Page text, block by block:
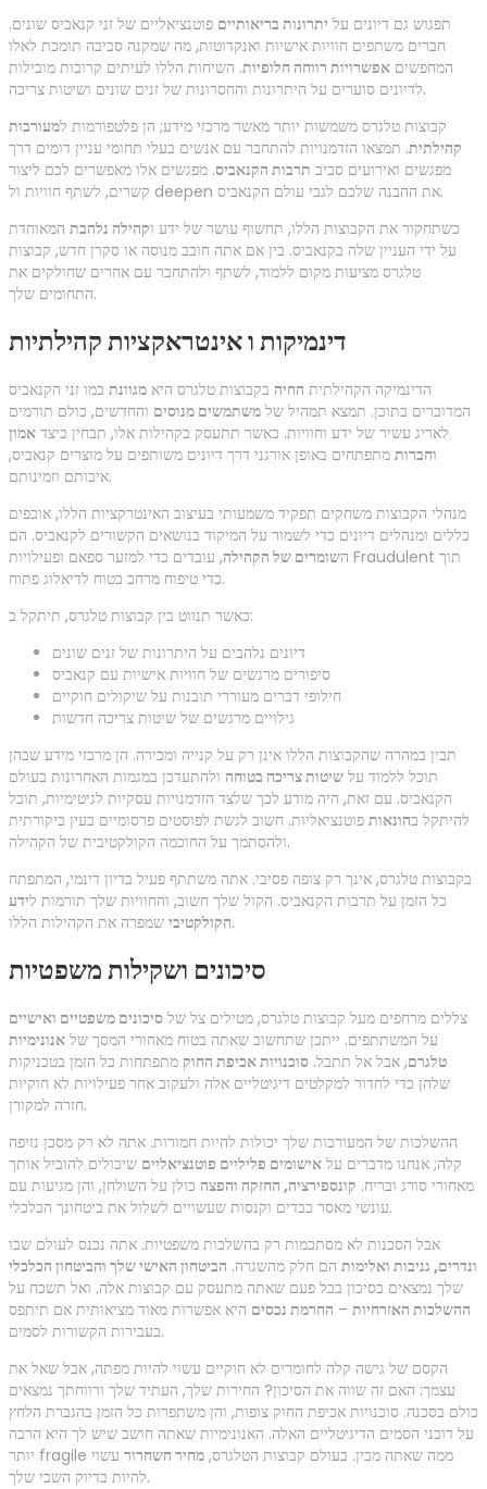
תפגוש גם דיונים על יתרונות בריאותיים פוטנציאליים של זני קנאביס שונים.
חברים משתפים חוויות אישיות ואנקדוטות, מה שמקנה סביבה תומכת לאלו
המחפשים אפשרויות רווחה חלופיות. השיחות הללו לעיתים קרובות מובילות
לדיונים סוערים על היתרונות והחסרונות של זנים שונים ושיטות צריכה.
קבוצות טלגרס משמשות יותר מאשר מרכזי מידע; הן פלטפורמות למעורבות
קהילתית. תמצאו הזדמנויות להתחבר עם אנשים בעלי תחומי עניין דומים דרך
מפגשים ואירועים סביב תרבות הקנאביס. מפגשים אלו מאפשרים לכם ליצור
קשרים, לשתף חוויות ול deepen את ההבנה שלכם לגבי עולם הקנאביס.
כשתחקור את הקבוצות הללו, תחשוף עושר של ידע וקהילה נלהבת המאוחדת
על ידי העניין שלה בקנאביס. בין אם אתה חובב מנוסה או סקרן חדש, קבוצות
טלגרס מציעות מקום ללמוד, לשתף ולהתחבר עם אחרים שחולקים את
התחומים שלך.
דינמיקות ו אינטראקציות קהילתיות
הדינמיקה הקהילתית החיה בקבוצות טלגרס היא מגוונת כמו זני הקנאביס
המדוברים בתוכן. תמצא תמהיל של משתמשים מנוסים והחדשים, כולם תורמים
לאריג עשיר של ידע וחוויות. כאשר תתעסק בקהילות אלו, תבחין כיצד אמון
וחברות מתפתחים באופן אורגני דרך דיונים משותפים על מוצרים קנאביס,
איכותם וזמינותם.
מנהלי הקבוצות משחקים תפקיד משמעותי בעיצוב האינטרקציות הללו, אוכפים
כללים ומנהלים דיונים כדי לשמור על המיקוד בנושאים הקשורים לקנאביס. הם
השומרים של הקהילה, עובדים כדי למזער ספאם ופעילויות Fraudulent תוך
כדי טיפוח מרחב בטוח לדיאלוג פתוח.
כאשר תנווט בין קבוצות טלגרס, תיתקל ב:
דיונים נלהבים על היתרונות של זנים שונים
סיפורים מרגשים של חוויות אישיות עם קנאביס
חילופי דברים מעוררי תובנות על שיקולים חוקיים
גילויים מרגשים של שיטות צריכה חדשות
תבין במהרה שהקבוצות הללו אינן רק על קנייה ומכירה. הן מרכזי מידע שבהן
תוכל ללמוד על שיטות צריכה בטוחה ולהתעדכן במגמות האחרונות בעולם
הקנאביס. עם זאת, היה מודע לכך שלצד הזדמנויות עסקיות לגיטימיות, תוכל
להיתקל בהונאות פוטנציאליות. חשוב לגשת לפוסטים פרסומיים בעין ביקורתית
ולהסתמך על החוכמה הקולקטיבית של הקהילה.
בקבוצות טלגרס, אינך רק צופה פסיבי. אתה משתתף פעיל בדיון דינמי, המתפתח
כל הזמן על תרבות הקנאביס. הקול שלך חשוב, והחוויות שלך תורמות לידע
הקולקטיבישמפרה את הקהילות הללו.
סיכונים ושקילות משפטיות
צללים מרחפים מעל קבוצות טלגרס, מטילים צל של סיכונים משפטיים ואישיים
על המשתתפים. ייתכן שתחשוב שאתה בטוח מאחורי המסך של אנונימיות
טלגרם, אבל אל תתבל. סוכנויות אכיפת החוק מתפתחות כל הזמן בטכניקות
שלהן כדי לחדור למקלטים דיגיטליים אלה ולעקוב אחר פעילויות לא חוקיות
חזרה למקורן.
ההשלכות של המעורבות שלך יכולות להיות חמורות. אתה לא רק מסכן נזיפה
קלה; אנחנו מדברים על אישומים פליליים פוטנציאליים שיכולים להוביל אותך
מאחורי סורג ובריח. קונספירציה, החזקה והפצה כולן על השולחן, והן מגיעות עם
עונשי מאסר כבדים וקנסות שעשויים לשלול את ביטחונך הכלכלי.
אבל הסכנות לא מסתכמות רק בהשלכות משפטיות. אתה נכנס לעולם שבו
ונדרים, גניבות ואלימות הם חלק מהשגרה. הביטחון האישי שלך והביטחון הכלכלי
שלך נמצאים בסיכון בכל פעם שאתה מתעסק עם קבוצות אלה. ואל תשכח על
ההשלכות האזרחיות – החרמת נכסים היא אפשרות מאוד מציאותית אם תיתפס
בעבירות הקשורות לסמים.
הקסם של גישה קלה לחומרים לא חוקיים עשוי להיות מפתה, אבל שאל את
עצמך: האם זה שווה את הסיכון? החירות שלך, העתיד שלך ורווחתך נמצאים
כולם בסכנה. סוכנויות אכיפת החוק צופות, והן משתפרות כל הזמן בהגברת הלחץ
על דוכני הסמים הדיגיטליים האלה. האנונימיות שאתה חושב שיש לך היא הרבה
יותר fragile ממה שאתה מבין. בעולם קבוצות הטלגרס, מחיר השחרור עשוי
להיות בדיוק השבי שלך.